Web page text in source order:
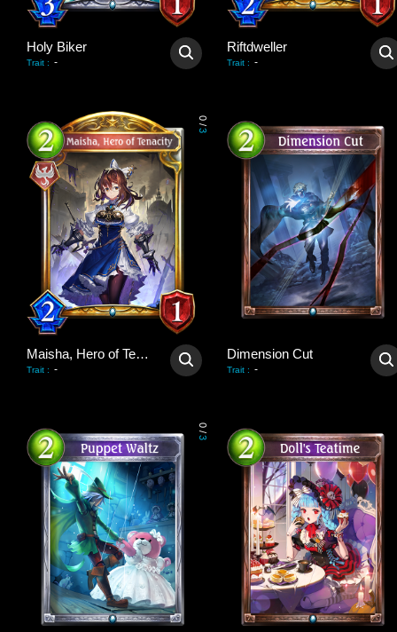
Holy Biker
Trait : -
Riftdweller
Trait : -
0
/
3
Maisha, Hero of Tenacity
Trait : -
Dimension Cut
Trait : -
0
/
3